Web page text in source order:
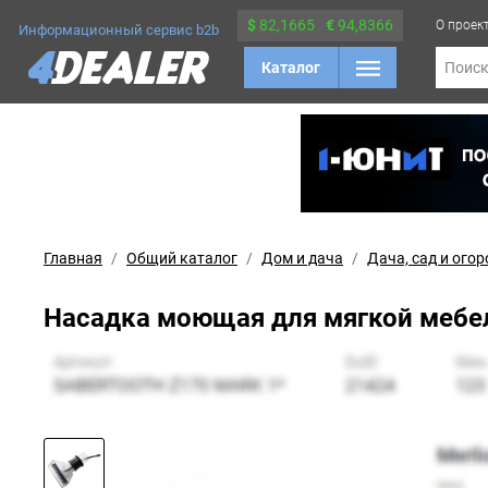
Информационный сервис b2b $ 82,1665 €94,8366
Каталог
О
Поиск
Главная Общий каталог Дом и дача Дача, сад и
Насадка моющая для мягкой